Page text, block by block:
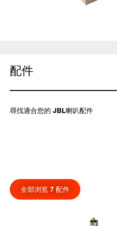
配件
尋找適合您的 JBL喇叭配件
全部浏览 7 配件